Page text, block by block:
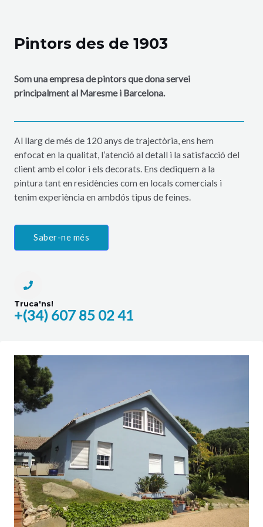
Pintors des de 1903
Som una empresa de pintors que dona servei
principalment al Maresme i Barcelona.
Al llarg de més de 120 anys de trajectòria, ens hem
enfocat en la qualitat, l’atenció al detall i la satisfacció del
client amb el color i els decorats. Ens dediquem a la
pintura tant en residències com en locals comercials i
tenim experiència en ambdós tipus de feines.
Saber-ne més
Truca'ns!
+(34) 607 85 02 41